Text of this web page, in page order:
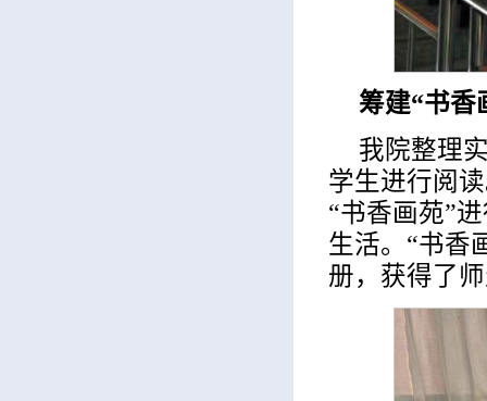
筹建“书香
我院整理
学生进行阅
“书香画苑”
生活。“书香
册，获得了